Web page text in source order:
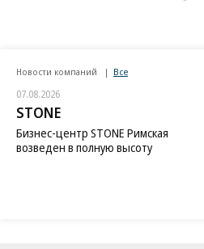
Новости компаний Все
07.08.2026
STONE
Бизнес-центр STONE Римская
возведен в полную высоту